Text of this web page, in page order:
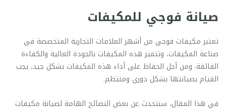
صيانة فوجي للمكيفات
تعتبر مكيفات فوجي من أشهر العلامات التجارية المتخصصة في
صناعة المكيفات، وتتميز هذه المكيفات بالجودة العالية والكفاءة
الفائقة. ومن أجل الحفاظ على أداء هذه المكيفات بشكل جيد، يجب
القيام بصيانتها بشكل دوري ومنتظم.
في هذا المقال، سنتحدث عن بعض النصائح الهامة لصيانة مكيفات